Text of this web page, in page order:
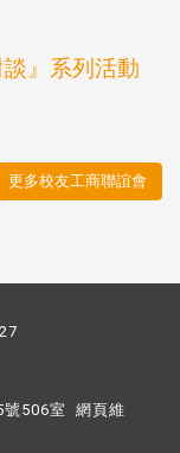
』系列活動
更多校友工商聯誼會
號506室 網頁維